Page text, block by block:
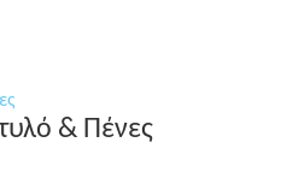
& Πένες